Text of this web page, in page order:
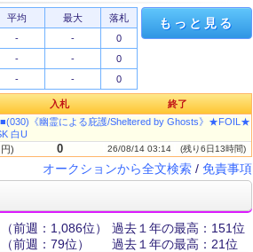
平均 最大
落札
- -
0
- -
0
- - 0
もっと見る
入札 終了
《幽霊による庇護/Sheltered by Ghosts》★FOIL★
白U
) 0 26/08/14 03:14 (残り6日13時間)
オークションから全文検索 / 免責事項
（前週：1,086位）
過去１年の最高：151位
（前週：79位） 過去１年の最高：21位